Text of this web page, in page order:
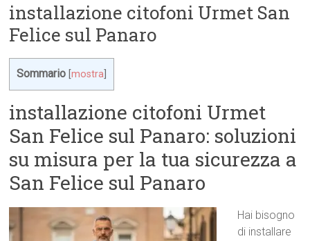
installazione citofoni Urmet San
Felice sul Panaro
Sommario [mostra
installazione citofoni Urmet
San Felice sul Panaro: soluzioni
su misura per la tua sicurezza a
San Felice sul Panaro
Hai bisogno
di installare